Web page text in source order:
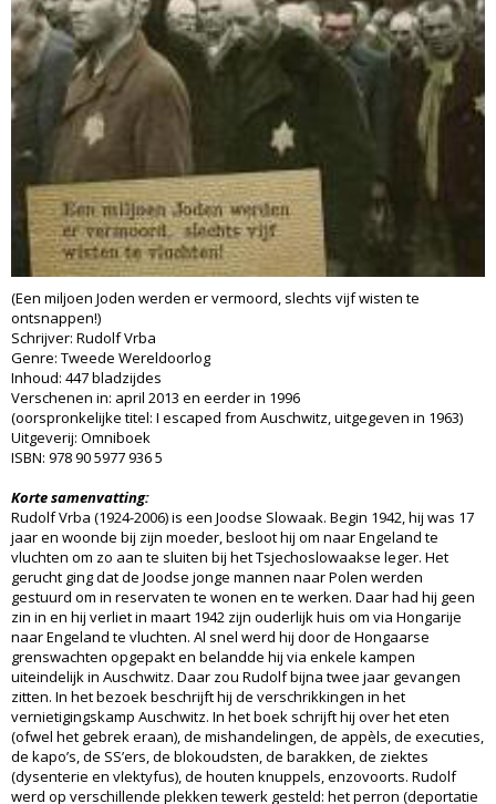
(Een miljoen Joden werden er vermoord, slechts vijf wisten te
ontsnappen!)
Schrijver: Rudolf Vrba
Genre: Tweede Wereldoorlog
Inhoud: 447 bladzijdes
Verschenen in: april 2013 en eerder in 1996
(oorspronkelijke titel: I escaped from Auschwitz, uitgegeven in 1963)
Uitgeverij: Omniboek
ISBN: 978 90 5977 936 5
Korte samenvatting:
Rudolf Vrba (1924-2006) is een Joodse Slowaak. Begin 1942, hij was 17
jaar en woonde bij zijn moeder, besloot hij om naar Engeland te
vluchten om zo aan te sluiten bij het Tsjechoslowaakse leger. Het
gerucht ging dat de Joodse jonge mannen naar Polen werden
gestuurd om in reservaten te wonen en te werken. Daar had hij geen
zin in en hij verliet in maart 1942 zijn ouderlijk huis om via Hongarije
naar Engeland te vluchten. Al snel werd hij door de Hongaarse
grenswachten opgepakt en belandde hij via enkele kampen
uiteindelijk in Auschwitz. Daar zou Rudolf bijna twee jaar gevangen
zitten. In het bezoek beschrijft hij de verschrikkingen in het
vernietigingskamp Auschwitz. In het boek schrijft hij over het eten
(ofwel het gebrek eraan), de mishandelingen, de appèls, de executies,
de kapo’s, de SS’ers, de blokoudsten, de barakken, de ziektes
(dysenterie en vlektyfus), de houten knuppels, enzovoorts. Rudolf
werd op verschillende plekken tewerk gesteld: het perron (deportatie